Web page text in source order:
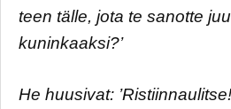
teen tälle, jota te sanotte
kuninkaaksi?’
He huusivat: